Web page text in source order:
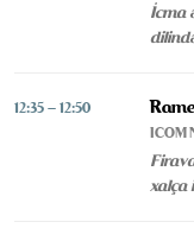
İcma
12:35 – 12:50
ICOM
xalça